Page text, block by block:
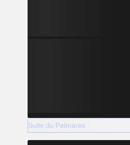
Suite du Palmarès